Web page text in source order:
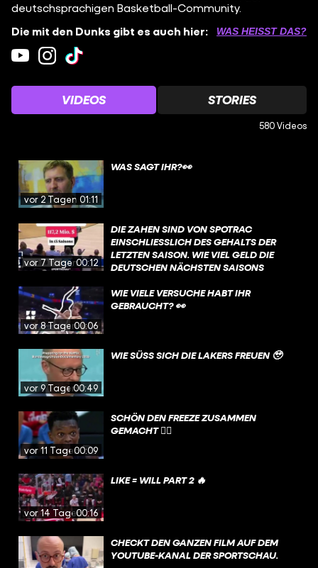
deutschsprachigen Basketball-Community.
Die mit den Dunks gibt es auch hier:
WAS HEISST DAS?
VIDEOS STORIES
580 Videos
vor 2 Tagen 01:11
WAS SAGT IHR?👀
vor 7 Tagen00:12
DIE ZAHEN SIND VON SPOTRAC
EINSCHLIESSLICH DES GEHALTS DER L
ETZTEN SAISON. WIE VIEL GELD DIE D
EUTSCHEN NÄCHSTEN SAISONS V
INBERECHNET. PART 1 GIBT’S AUF U
NSEREM KANAL 🤝
vor 8 Tagen00:06
WIE VIELE VERSUCHE HABT IHR
GEBRAUCHT? 👀
vor 9 Tagen00:49
WIE SÜSS SICH DIE LAKERS FREUEN 🥹
vor 11 Tagen00:09
SCHÖN DEN FREEZE ZUSAMMEN
GEMACHT 😮‍💨
vor 14 Tagen00:16
LIKE = WILL PART 2 🔥
CHECKT DEN GANZEN FILM AUF DEM
YOUTUBE-KANAL DER SPORTSCHAU.